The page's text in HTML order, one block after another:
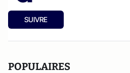
SUIVRE
POPULAIRES